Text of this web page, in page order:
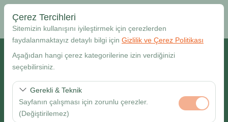
Çerez Tercihleri
Sitemizin kullanışını iyileştirmek için çerezlerden
faydalanmaktayız detaylı bilgi için Gizlilik ve Çerez Politikası
Aşağıdan hangi çerez kategorilerine izin verdiğinizi
seçebilirsiniz.
Gerekli & Teknik
Sayfanın çalışması için zorunlu çerezler.
(Değiştirilemez)
Alış Lokasyonu
Farklı yerde bırakmak istiyorum